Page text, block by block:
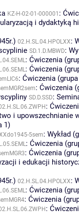
KZ-H-02-01-000001 :
i dydaktyką
02.H.SL.04.HPOLXX:
SD.1.D.MBWD:
: Ćwiczenia
: Ćwiczenia
: Ćwiczenia
: Ćwiczenia
SD.D.SSD:
:
i upowszechnianie
1)
5sem: Wykład
: Ćwiczenia
: Ćwiczenia
i edukacji
02.H.SL.04.HPOLXX:
: Ćwiczenia
: Ćwiczenia
: